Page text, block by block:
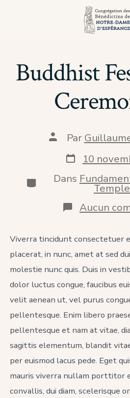
Buddhist
Auteur
publication
Par
Date
de
publication
10
Catégories
Dans
Aucun
Viverra tincidunt consectetuer
placerat, in nunc, amet at sed
molestie nunc quis. Duis in
dolor luctus congue, faucibus
velit aenean ut, vel purus
pellentesque. Enim libero
pellentesque et nam at vitae,
sagittis elementum, blandit
per euismod lacus pede. Eget
mauris viverra nullam porttitor
convallis, dui diam, scelerisque